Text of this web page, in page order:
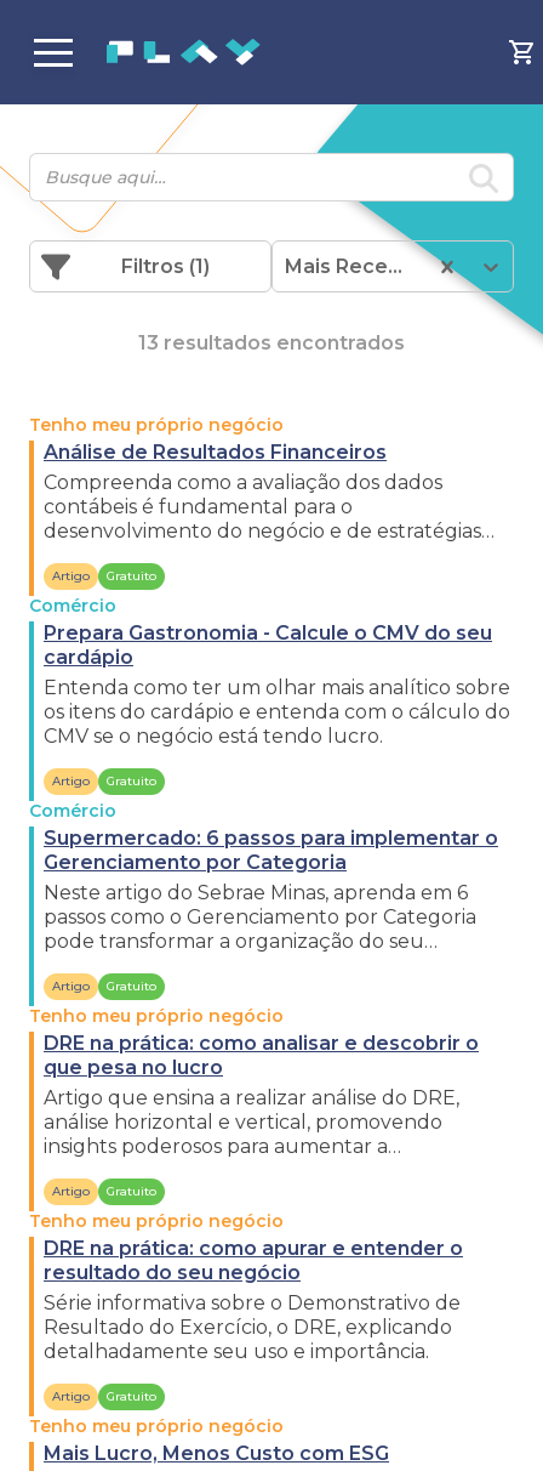
Filtros (1) Mais Recentes
13 resultados encontrados
Tenho meu próprio negócio
Análise de Resultados Financeiros
Compreenda como a avaliação dos dados
contábeis é fundamental para o
desenvolvimento do negócio e de estratégias
Artigo Gratuito
Comércio
Prepara Gastronomia - Calcule o CMV do seu
cardápio
Entenda como ter um olhar mais analítico sobre
os itens do cardápio e entenda com o cálculo do
CMV se o negócio está tendo lucro.
Artigo Gratuito
Comércio
Supermercado: 6 passos para implementar o
Gerenciamento por Categoria
Neste artigo do Sebrae Minas, aprenda em 6
passos como o Gerenciamento por Categoria
pode transformar a organização do seu
Artigo Gratuito
Tenho meu próprio negócio
DRE na prática: como analisar e descobrir o
que pesa no lucro
Artigo que ensina a realizar análise do DRE,
análise horizontal e vertical, promovendo
insights poderosos para aumentar a
Artigo Gratuito
Tenho meu próprio negócio
DRE na prática: como apurar e entender o
resultado do seu negócio
Série informativa sobre o Demonstrativo de
Resultado do Exercício, o DRE, explicando
detalhadamente seu uso e importância.
Artigo Gratuito
Tenho meu próprio negócio
Mais Lucro, Menos Custo com ESG